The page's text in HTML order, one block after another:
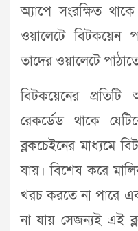
অ্যাপে সংরক্ষিত
ওয়ালেটে বিটকয়েন
তাদের ওয়ালেটে
বিটকয়েনের প্রতিটি
রেকর্ডেড থাকে
ব্লকচেইনের মাধ্যমে
যায়। বিশেষ করে
খরচ করতে না পারে
না যায় সেজন্যই এই